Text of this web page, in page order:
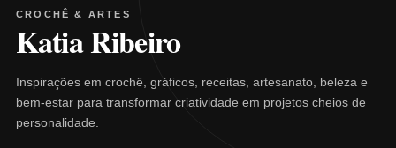
CROCHÊ & ARTES
Katia Ribeiro
Inspirações em crochê, gráficos, receitas, artesanato, beleza e
bem-estar para transformar criatividade em projetos cheios de
personalidade.